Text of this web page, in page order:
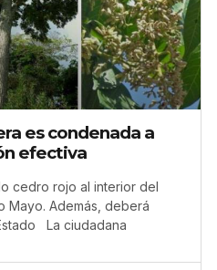
es condenada a
efectiva
cedro rojo al interior del
Mayo. Además, deberá
La ciudadana